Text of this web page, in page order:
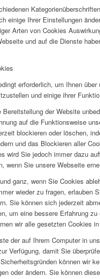
einige Ihrer Einstellungen
Arten von Cookies
und auf die Dienste
erforderlich, um Ihnen über
und einige ihrer
der Website
auf die Funktionsweise
blockieren oder löschen,
und das Blockieren aller
wird Sie jedoch immer dazu
wenn Sie unsere Webseite
ganz, wenn Sie Cookies
wieder zu fragen, erlauben
Sie können sich jederzeit
um eine bessere Erfahrung
wir alle gesetzten Cookies
der auf Ihrem Computer in
Verfügung, damit Sie
können wir
oder ändern. Sie können